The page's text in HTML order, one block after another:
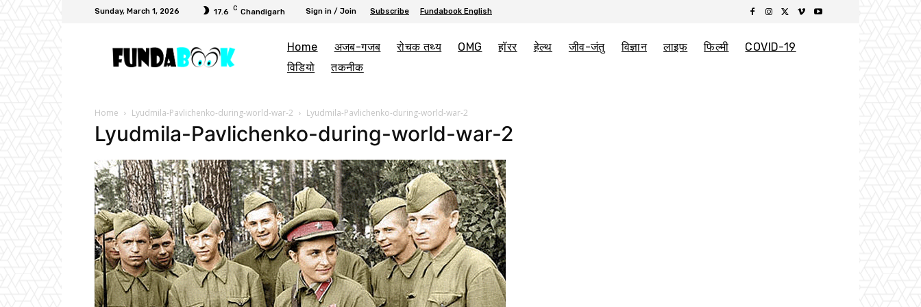
Sunday, March 1, 2026 17.6 C Chandigarh Sign in / Join Subscribe Fundabook English
Home अजब-गजब रोचक तथ्य OMG हॉरर हेल्थ जीव-जंतु विज्ञान लाइफ फिल्मी
COVID-19
विडियो
तकनीक
Home Lyudmila-Pavlichenko-during-world-war-2 Lyudmila-Pavlichenko-during-world-war-2
Lyudmila-Pavlichenko-during-world-war-2